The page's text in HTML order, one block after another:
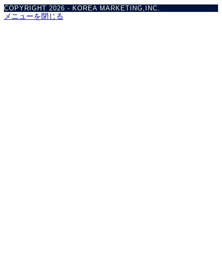
COPYRIGHT 2026 - KOREA MARKETING,INC.
メニューを閉じる